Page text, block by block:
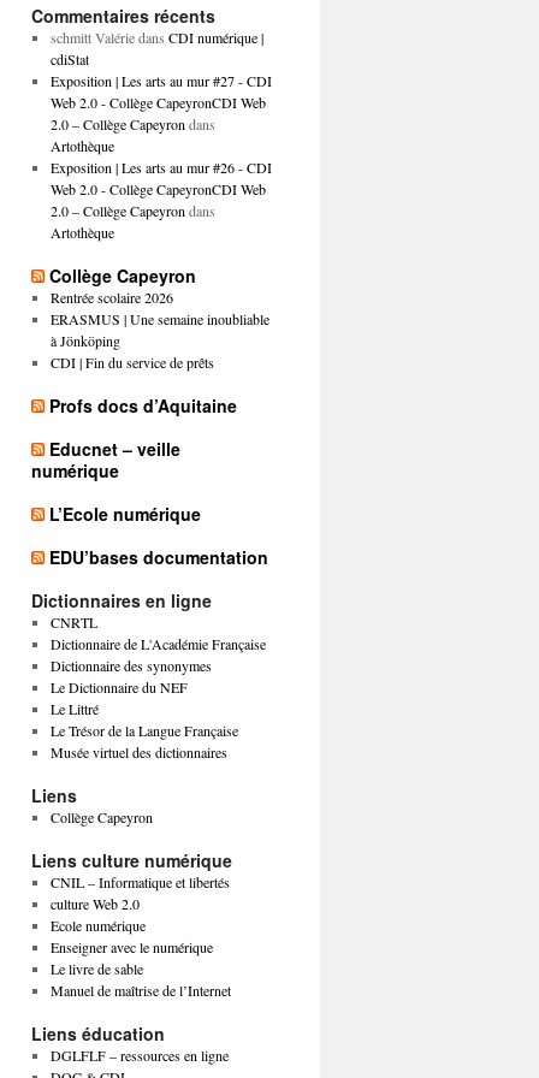
Commentaires récents
schmitt Valériedans CDI numérique |
cdiStat
Exposition | Les arts au mur #27 - CDI
Web 2.0 - Collège CapeyronCDI Web
2.0 – Collège Capeyron dans
Artothèque
Exposition | Les arts au mur #26 - CDI
Web 2.0 - Collège CapeyronCDI Web
2.0 – Collège Capeyron dans
Artothèque
Collège Capeyron
Rentrée scolaire 2026
ERASMUS | Une semaine inoubliable
à Jönköping
CDI | Fin du service de prêts
Profs docs d’Aquitaine
Educnet – veille
numérique
L’Ecole numérique
EDU’bases documentation
Dictionnaires en ligne
CNRTL
Dictionnaire de L'Académie Française
Dictionnaire des synonymes
Le Dictionnaire du NEF
Le Littré
Le Trésor de la Langue Française
Musée virtuel des dictionnaires
Liens
Collège Capeyron
Liens culture numérique
CNIL – Informatique et libertés
culture Web 2.0
Ecole numérique
Enseigner avec le numérique
Le livre de sable
Manuel de maîtrise de l’Internet
Liens éducation
DGLFLF – ressources en ligne